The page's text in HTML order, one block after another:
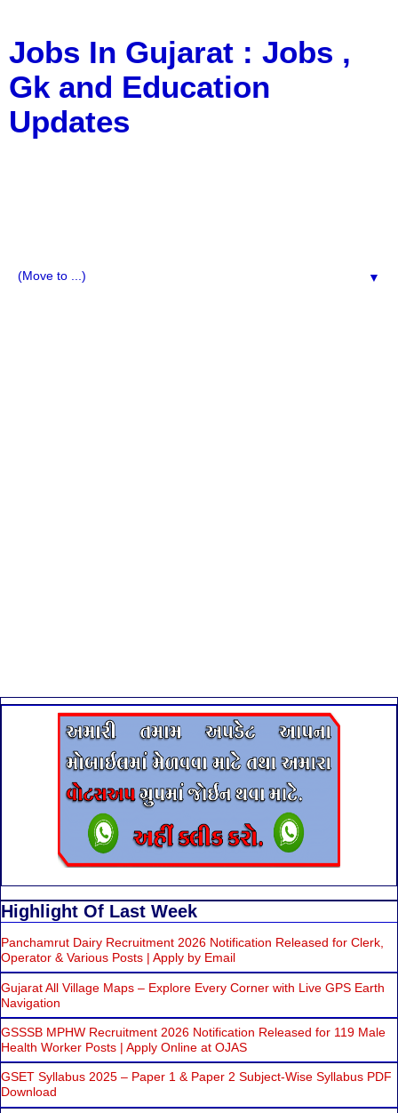
Jobs In Gujarat : Jobs ,
Gk and Education
Updates
▼
Highlight Of Last Week
Panchamrut Dairy Recruitment 2026 Notification Released for Clerk,
Operator & Various Posts | Apply by Email
Gujarat All Village Maps – Explore Every Corner with Live GPS Earth
Navigation
GSSSB MPHW Recruitment 2026 Notification Released for 119 Male
Health Worker Posts | Apply Online at OJAS
GSET Syllabus 2025 – Paper 1 & Paper 2 Subject-Wise Syllabus PDF
Download